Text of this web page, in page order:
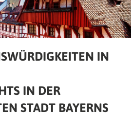
IN
IN DER
STADT BAYERNS